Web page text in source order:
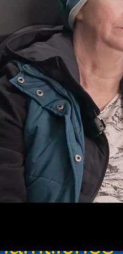
Das SonnenMobil, die
Die notwendige Sicherheit
Jede
Wir freuen uns über ihre Spende
Sie uns